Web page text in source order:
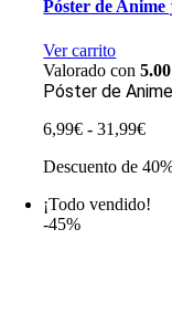
Póster de Anime
Ver carrito
Valorado con5.00
Póster de
6,99€ - 31,99€
Descuento de
¡Todo vendido!
-45%